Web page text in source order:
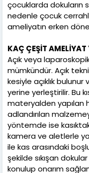
çocuklarda dokuların
nedenle çocuk
ameliyatın erken
KAÇ ÇEŞİT
Açık veya
mümkündür. Açık
kesiyle açıklık bulunur
yerine yerleştirilir. Bu
materyalden yapılan
adlandırılan
yöntemde ise
kamera ve aletlerle ya
ile kas arasındaki
şekilde sıkışan
konulup onarım